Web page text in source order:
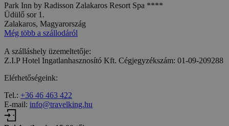
Park Inn by Radisson Zalakaros Resort Spa ****
Üdülő sor 1.
Zalakaros, Magyarország
Még több a szállodáról
A szálláshely üzemeltetője:
Z.I.P Hotel Ingatlanhasznosító Kft. Cégjegyzékszám: 01-09-209288
Elérhetőségeink:
Tel.: +36 46 463 422
E-mail: info@travelking.hu